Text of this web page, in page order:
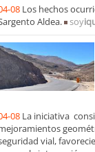
08 Los hechos
Aldea.
soy
08 La iniciativa
vial,